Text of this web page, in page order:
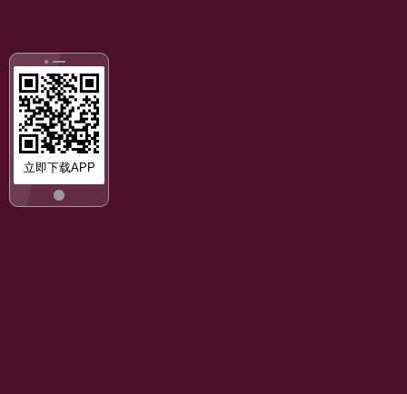
立即下载APP